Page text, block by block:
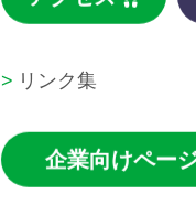
リンク集
企業向けペー